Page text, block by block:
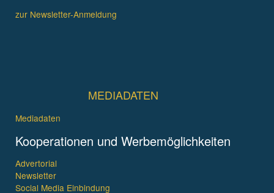
zur Newsletter-Anmeldung
MEDIADATEN
Mediadaten
Kooperationen und Werbemöglichkeiten
Advertorial
Newsletter
Social Media Einbindung